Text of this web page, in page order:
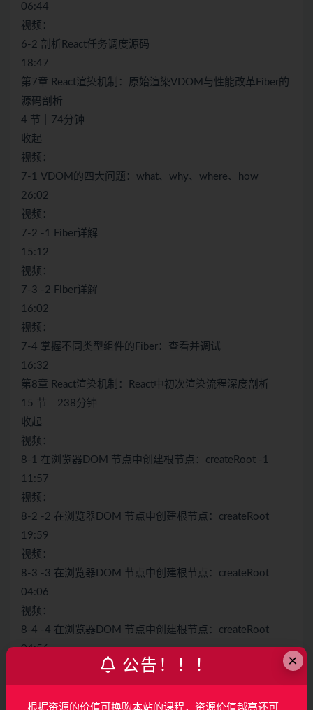
06:44
视频：
6-2 剖析React任务调度源码
18:47
第7章 React渲染机制：原始渲染VDOM与性能改革Fiber的
源码剖析
4 节｜74分钟
收起
视频：
7-1 VDOM的四大问题：what、why、where、how
26:02
视频：
7-2 -1 Fiber详解
15:12
视频：
7-3 -2 Fiber详解
16:02
视频：
7-4 掌握不同类型组件的Fiber：查看并调试
16:32
第8章 React渲染机制：React中初次渲染流程深度剖析
15 节｜238分钟
收起
视频：
8-1 在浏览器DOM 节点中创建根节点：createRoot -1
11:57
视频：
8-2 -2 在浏览器DOM 节点中创建根节点：createRoot
19:59
视频：
8-3 -3 在浏览器DOM 节点中创建根节点：createRoot
04:06
视频：
8-4 -4 在浏览器DOM 节点中创建根节点：createRoot
04:56
8-5 -1 root.render与unmount函数的流程
22:20
×
公告！！！
根据资源的价值可换购本站的课程，资源价值越高还可